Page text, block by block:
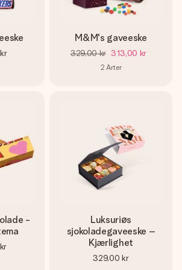
M&M's gaveeske
329,00 kr 313,00 kr
2 Arter
-
Luksuriøs
sjokoladegaveeske –
Kjærlighet
329,00 kr